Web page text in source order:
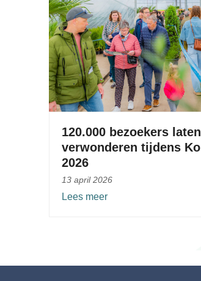
120.000 bezoekers
verwonderen tijdens
2026
13 april 2026
Lees meer